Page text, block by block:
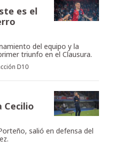
es el
del equipo y la
triunfo en el Clausura.
D10
Cecilio
salió en defensa del